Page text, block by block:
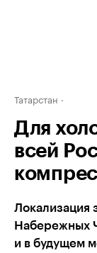
Татарстан
Для
всей
Локализация
Набережных
и в будущем